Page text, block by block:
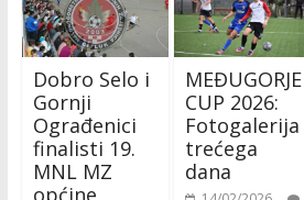
Dobro Selo i
Gornji
Ograđenici
finalisti 19.
MNL MZ
općine
MEĐUGORJE
CUP 2026:
Fotogalerija
trećega
dana